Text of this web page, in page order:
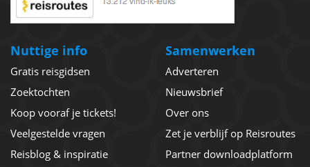
Nuttige info
Gratis reisgidsen
Zoektochten
Koop vooraf je tickets!
Veelgestelde vragen
Reisblog & inspiratie
Samenwerken
Adverteren
Nieuwsbrief
Over ons
Zet je verblijf op Reisroutes
Partner downloadplatform